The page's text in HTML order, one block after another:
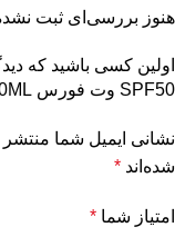
هنوز بررسی‌ای ثبت
اولین کسی باشید که
SPF50 وت فورس 50ML – الارو”
نشانی ایمیل شما
شده‌اند *
امتیاز شما *